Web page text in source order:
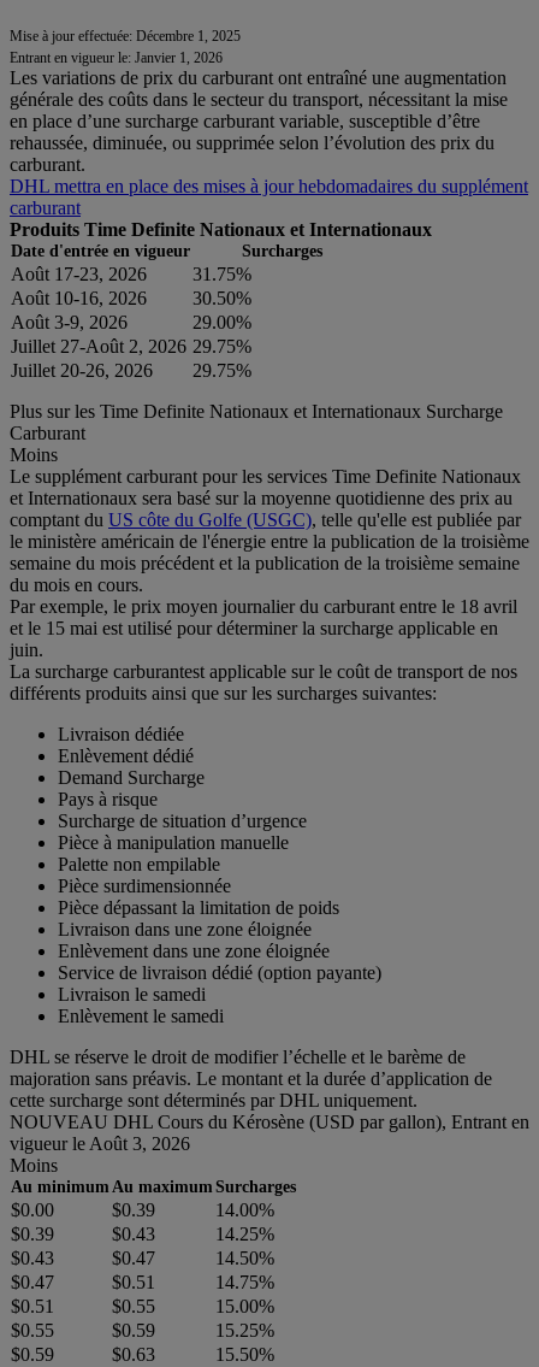
Mise à jour effectuée: Décembre 1, 2025
Entrant en vigueur le: Janvier 1, 2026
Les variations de prix du carburant ont entraîné une augmentation
générale des coûts dans le secteur du transport, nécessitant la mise
en place d’une surcharge carburant variable, susceptible d’être
rehaussée, diminuée, ou supprimée selon l’évolution des prix du
carburant.
DHL mettra en place des mises à jour hebdomadaires du supplément
carburant
Produits Time Definite Nationaux et Internationaux
Date d'entrée en vigueur Surcharges
Août 17-23, 2026
31.75%
Août 10-16, 2026
30.50%
Août 3-9, 2026
29.00%
Juillet 27-Août 2, 2026 29.75%
Juillet 20-26, 2026
29.75%
Plus sur les Time Definite Nationaux et Internationaux Surcharge
Carburant
Moins
Le supplément carburant pour les services Time Definite Nationaux
et Internationaux sera basé sur la moyenne quotidienne des prix au
comptant du US côte du Golfe (USGC), telle qu'elle est publiée par
le ministère américain de l'énergie entre la publication de la troisième
semaine du mois précédent et la publication de la troisième semaine
du mois en cours.
Par exemple, le prix moyen journalier du carburant entre le 18 avril
et le 15 mai est utilisé pour déterminer la surcharge applicable en
juin.
La surcharge carburantest applicable sur le coût de transport de nos
différents produits ainsi que sur les surcharges suivantes:
Livraison dédiée
Enlèvement dédié
Demand Surcharge
Pays à risque
Surcharge de situation d’urgence
Pièce à manipulation manuelle
Palette non empilable
Pièce surdimensionnée
Pièce dépassant la limitation de poids
Livraison dans une zone éloignée
Enlèvement dans une zone éloignée
Service de livraison dédié (option payante)
Livraison le samedi
Enlèvement le samedi
DHL se réserve le droit de modifier l’échelle et le barème de
majoration sans préavis. Le montant et la durée d’application de
cette surcharge sont déterminés par DHL uniquement.
NOUVEAU DHL Cours du Kérosène (USD par gallon), Entrant en
vigueur le Août 3, 2026
Moins
Au minimumAu maximumSurcharges
$0.00 $0.39
14.00%
$0.39
$0.43
14.25%
$0.43
$0.47
14.50%
$0.47
$0.51
14.75%
$0.51
$0.55
15.00%
$0.55
$0.59
15.25%
$0.59
$0.63
15.50%